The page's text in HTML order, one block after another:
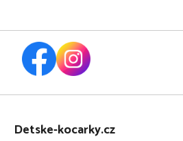
Z
Detske-kocarky.cz